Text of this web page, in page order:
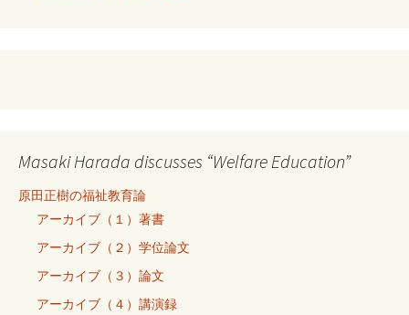
Masaki Harada discusses “Welfare Education”
原田正樹の福祉教育論
アーカイブ（１）著書
アーカイブ（２）学位論文
アーカイブ（３）論文
アーカイブ（４）講演録